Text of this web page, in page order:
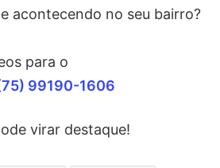
acontecendo no seu bairro?
para o
99190-1606
virar destaque!